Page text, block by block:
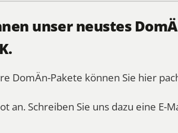
unser neustes
DomÄn-Pakete können Sie hier
an. Schreiben Sie uns dazu eine E-